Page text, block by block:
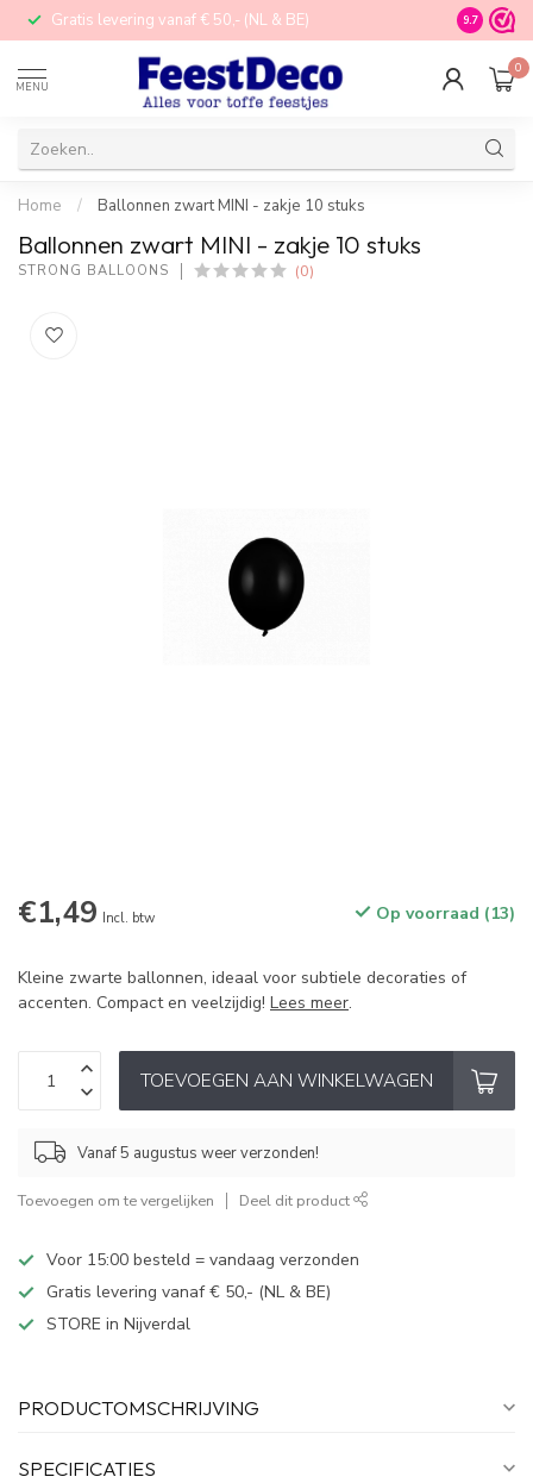
Gratis levering vanaf € 50,- (NL & BE) STORE in
9.7
MENU
0
Home / Ballonnen zwart MINI - zakje 10 stuks
Ballonnen zwart MINI - zakje 10 stuks
STRONG BALLOONS (0)
€1,49 Incl. btw Op voorraad (13)
Kleine zwarte ballonnen, ideaal voor subtiele decoraties of
accenten. Compact en veelzijdig! Lees meer.
TOEVOEGEN AAN WINKELWAGEN
Vanaf 5 augustus weer verzonden!
Toevoegen om te vergelijken Deel dit product
Voor 15:00 besteld = vandaag verzonden
Gratis levering vanaf € 50,- (NL & BE)
STORE in Nijverdal
PRODUCTOMSCHRIJVING
SPECIFICATIES